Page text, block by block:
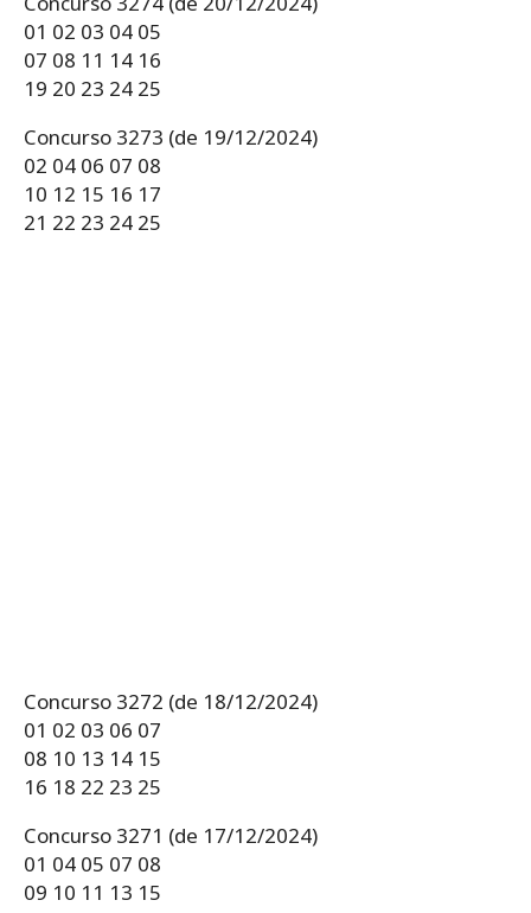
01 02 03 04 05
07 08 11 14 16
19 20 23 24 25
Concurso 3273 (de 19/12/2024)
02 04 06 07 08
10 12 15 16 17
21 22 23 24 25
Concurso 3272 (de 18/12/2024)
01 02 03 06 07
08 10 13 14 15
16 18 22 23 25
Concurso 3271 (de 17/12/2024)
01 04 05 07 08
09 10 11 13 15